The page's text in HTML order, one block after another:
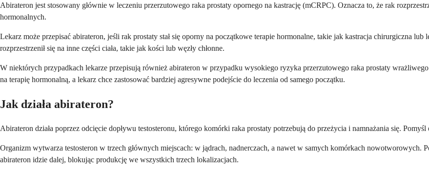
Abirateron jest stosowany głównie w leczeniu przerzutowego raka prostaty opornego na kastrację (mCRPC). Oznacza to, że rak
hormonalnych.
Lekarz może przepisać abirateron, jeśli rak prostaty stał się oporny na początkowe terapie hormonalne, takie jak kastracja chirurgiczna
rozprzestrzenił się na inne części ciała, takie jak kości lub węzły chłonne.
W niektórych przypadkach lekarze przepisują również abirateron w przypadku wysokiego ryzyka przerzutowego raka prostaty
na terapię hormonalną, a lekarz chce zastosować bardziej agresywne podejście do leczenia od samego początku.
Jak działa abirateron?
Abirateron działa poprzez odcięcie dopływu testosteronu, którego komórki raka prostaty potrzebują do przeżycia i namnażania się.
Organizm wytwarza testosteron w trzech głównych miejscach: w jądrach, nadnerczach, a nawet w samych komórkach nowotworowych.
abirateron idzie dalej, blokując produkcję we wszystkich trzech lokalizacjach.